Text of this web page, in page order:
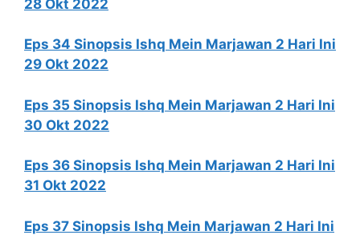
28 Okt 2022
Eps 34 Sinopsis Ishq Mein Marjawan 2 Hari Ini
29 Okt 2022
Eps 35 Sinopsis Ishq Mein Marjawan 2 Hari Ini
30 Okt 2022
Eps 36 Sinopsis Ishq Mein Marjawan 2 Hari Ini
31 Okt 2022
Eps 37 Sinopsis Ishq Mein Marjawan 2 Hari Ini